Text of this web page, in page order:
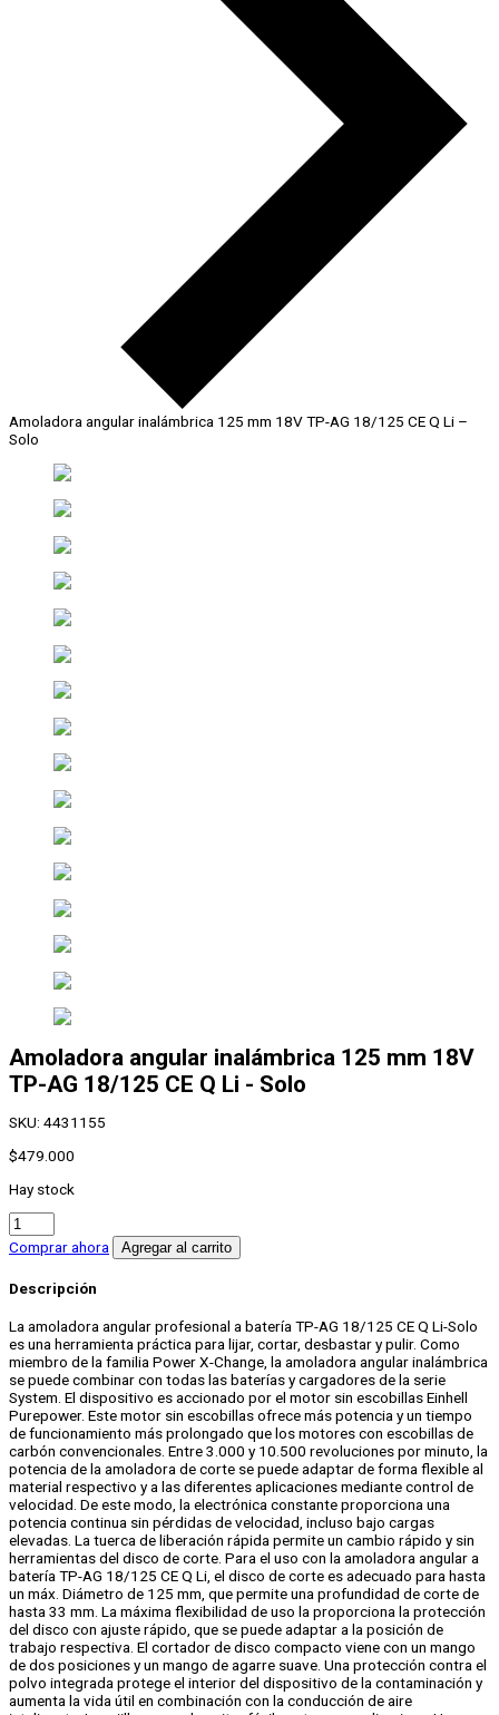
Amoladora angular inalámbrica 125 mm 18V TP-AG 18/125 CE Q Li –
Solo
Amoladora angular inalámbrica 125 mm 18V
TP-AG 18/125 CE Q Li - Solo
SKU: 4431155
$479.000
Hay stock
Amoladora
angular
inalámbrica
mm
TP-
AG
18/125
CE
Q
Li
-
Solo
cantidad
Comprar ahora Agregar al carrito
Descripción
La amoladora angular profesional a batería TP-AG 18/125 CE Q Li-Solo
es una herramienta práctica para lijar, cortar, desbastar y pulir. Como
miembro de la familia Power X-Change, la amoladora angular inalámbrica
se puede combinar con todas las baterías y cargadores de la serie
System. El dispositivo es accionado por el motor sin escobillas Einhell
Purepower. Este motor sin escobillas ofrece más potencia y un tiempo
de funcionamiento más prolongado que los motores con escobillas de
carbón convencionales. Entre 3.000 y 10.500 revoluciones por minuto, la
potencia de la amoladora de corte se puede adaptar de forma flexible al
material respectivo y a las diferentes aplicaciones mediante control de
velocidad. De este modo, la electrónica constante proporciona una
potencia continua sin pérdidas de velocidad, incluso bajo cargas
elevadas. La tuerca de liberación rápida permite un cambio rápido y sin
herramientas del disco de corte. Para el uso con la amoladora angular a
batería TP-AG 18/125 CE Q Li, el disco de corte es adecuado para hasta
un máx. Diámetro de 125 mm, que permite una profundidad de corte de
hasta 33 mm. La máxima flexibilidad de uso la proporciona la protección
del disco con ajuste rápido, que se puede adaptar a la posición de
trabajo respectiva. El cortador de disco compacto viene con un mango
de dos posiciones y un mango de agarre suave. Una protección contra el
polvo integrada protege el interior del dispositivo de la contaminación y
aumenta la vida útil en combinación con la conducción de aire